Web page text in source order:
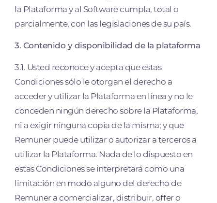
la Plataforma y al Software cumpla, total o
parcialmente, con las legislaciones de su país.
3. Contenido y disponibilidad de la plataforma
3.1. Usted reconoce y acepta que estas
Condiciones sólo le otorgan el derecho a
acceder y utilizar la Plataforma en línea y no le
conceden ningún derecho sobre la Plataforma,
ni a exigir ninguna copia de la misma; y que
Remuner puede utilizar o autorizar a terceros a
utilizar la Plataforma. Nada de lo dispuesto en
estas Condiciones se interpretará como una
limitación en modo alguno del derecho de
Remuner a comercializar, distribuir, oﬀer o